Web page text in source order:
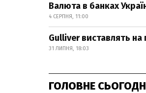
Валюта в банках
4 СЕРПНЯ, 11:00
Gulliver виставлять
31 ЛИПНЯ, 18:03
ГОЛОВНЕ